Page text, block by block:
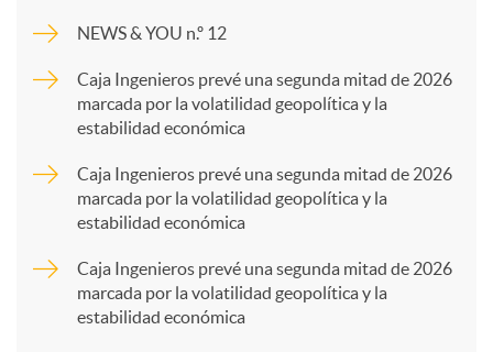
p
NEWS & YOU n.º 12
Caja Ingenieros prevé una segunda mitad de 2026
marcada por la volatilidad geopolítica y la
estabilidad económica
Caja Ingenieros prevé una segunda mitad de 2026
marcada por la volatilidad geopolítica y la
estabilidad económica
Caja Ingenieros prevé una segunda mitad de 2026
marcada por la volatilidad geopolítica y la
estabilidad económica